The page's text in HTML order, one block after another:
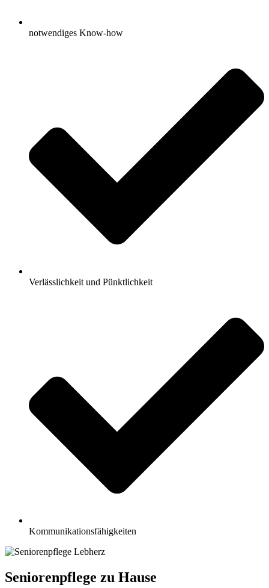
notwendiges Know-how
Verlässlichkeit und Pünktlichkeit
Kommunikationsfähigkeiten
Seniorenpflege zu Hause